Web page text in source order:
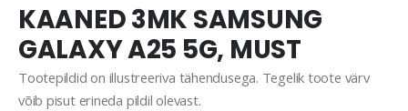
KAANED 3MK SAMSUNG
GALAXY A25 5G, MUST
Tootepildid on illustreeriva tähendusega. Tegelik toote värv
võib pisut erineda pildil olevast.